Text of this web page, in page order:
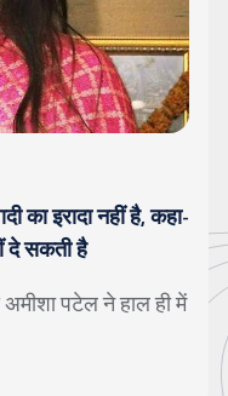
का इरादा नहीं है, कहा-
दे सकती है
पटेल ने हाल ही में